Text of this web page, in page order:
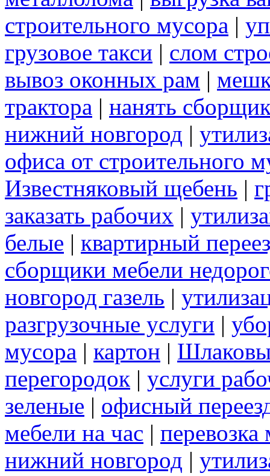
строительного мусора |
грузовое такси | слом
вывоз оконных рам |
трактора | нанять
нижний новгород |
офиса от строительного
Известняковый щебень |
заказать рабочих |
белые | квартирный
сборщики мебели
новгород газель |
разгрузочные услуги |
мусора | картон |
перегородок | услуги
зеленые | офисный
мебели на час |
нижний новгород |